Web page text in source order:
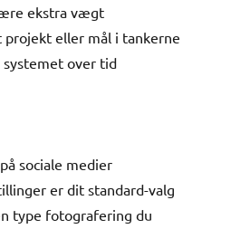
ekstra vægt
projekt eller mål i tankerne
systemet over tid
sociale medier
er dit standard-valg
type fotografering du